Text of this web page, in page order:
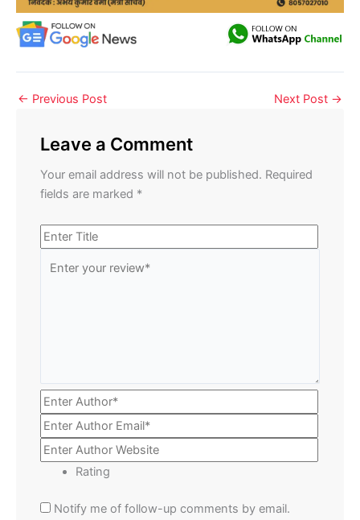
← Previous Post Next Post →
Leave a Comment
Your email address will not be published. Required
fields are marked *
Rating
Notify me of follow-up comments by email.